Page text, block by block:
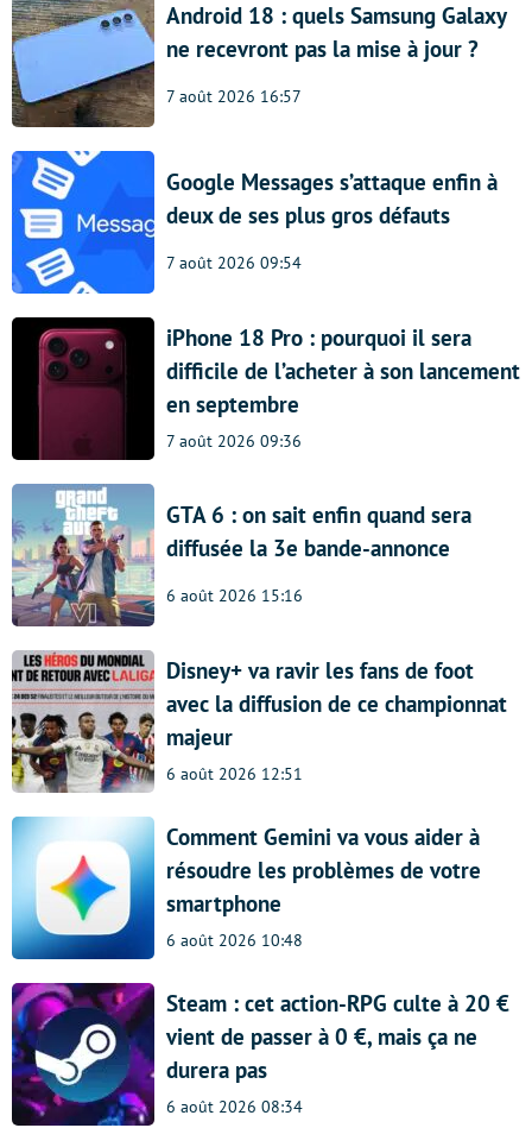
Android 18 : quels Samsung Galaxy
ne recevront pas la mise à jour ?
7 août 2026 16:57
Google Messages s’attaque enfin à
deux de ses plus gros défauts
7 août 2026 09:54
iPhone 18 Pro : pourquoi il sera
difficile de l’acheter à son lancement
en septembre
7 août 2026 09:36
GTA 6 : on sait enfin quand sera
diffusée la 3e bande-annonce
6 août 2026 15:16
Disney+ va ravir les fans de foot
avec la diffusion de ce championnat
majeur
6 août 2026 12:51
Comment Gemini va vous aider à
résoudre les problèmes de votre
smartphone
6 août 2026 10:48
Steam : cet action-RPG culte à 20 €
vient de passer à 0 €, mais ça ne
durera pas
6 août 2026 08:34